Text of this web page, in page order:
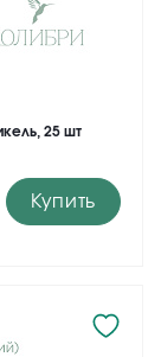
25 шт
Купить